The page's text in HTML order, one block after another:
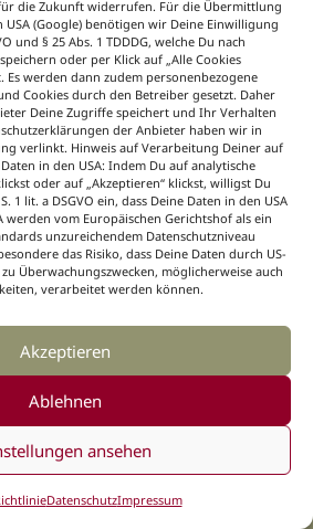
die Zukunft widerrufen. Für die Übermittlung
USA (Google) benötigen wir Deine Einwilligung
und § 25 Abs. 1 TDDDG, welche Du nach
oder per Klick auf „Alle Cookies
Es werden dann zudem personenbezogene
Cookies durch den Betreiber gesetzt. Daher
Deine Zugriffe speichert und Ihr Verhalten
der Anbieter haben wir in
verlinkt. Hinweis auf Verarbeitung Deiner auf
in den USA: Indem Du auf analytische
oder auf „Akzeptieren“ klickst, willigst Du
1 lit. a DSGVO ein, dass Deine Daten in den USA
werden vom Europäischen Gerichtshof als ein
unzureichendem Datenschutzniveau
das Risiko, dass Deine Daten durch US-
Überwachungszwecken, möglicherweise auch
verarbeitet werden können.
Akzeptieren
Ablehnen
ansehen
DatenschutzImpressum
magazin.de
Abo